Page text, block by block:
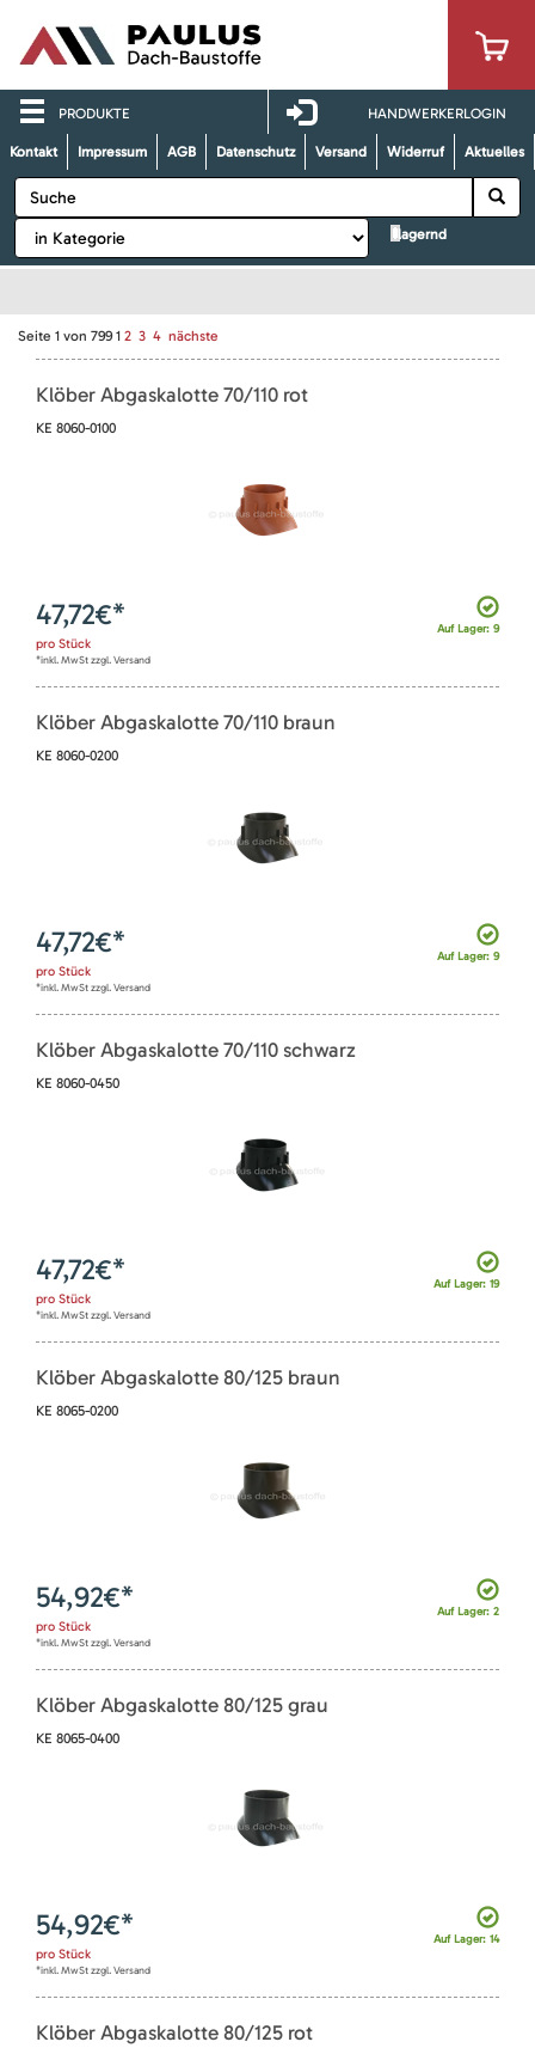
PRODUKTE HANDWERKERLOGIN
Kontakt Impressum AGB Datenschutz Versand Widerruf Aktuelles
lagernd
Seite 1 von 799 1 2 3 4 nächste
Klöber Abgaskalotte 70/110 rot
KE 8060-0100
Auf Lager: 9
47,72€*
pro Stück
*inkl. MwSt zzgl. Versand
Klöber Abgaskalotte 70/110 braun
KE 8060-0200
Auf Lager: 9
47,72€*
pro Stück
*inkl. MwSt zzgl. Versand
Klöber Abgaskalotte 70/110 schwarz
KE 8060-0450
Auf Lager: 19
47,72€*
pro Stück
*inkl. MwSt zzgl. Versand
Klöber Abgaskalotte 80/125 braun
KE 8065-0200
Auf Lager: 2
54,92€*
pro Stück
*inkl. MwSt zzgl. Versand
Klöber Abgaskalotte 80/125 grau
KE 8065-0400
Auf Lager: 14
54,92€*
pro Stück
*inkl. MwSt zzgl. Versand
Klöber Abgaskalotte 80/125 rot